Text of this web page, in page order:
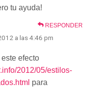
tu ayuda!
RESPONDER
a las 4:46 pm
efecto
2012/05/estilos-
para